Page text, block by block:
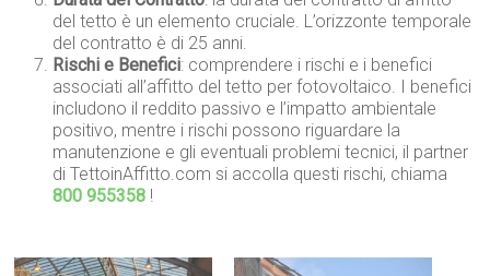
del tetto è un elemento cruciale. L’orizzonte temporale
del contratto è di 25 anni.
Rischi e Benefici: comprendere i rischi e i benefici
associati all’affitto del tetto per fotovoltaico. I benefici
includono il reddito passivo e l’impatto ambientale
positivo, mentre i rischi possono riguardare la
manutenzione e gli eventuali problemi tecnici, il partner
di TettoinAffitto.com si accolla questi rischi, chiama
800 955358 !